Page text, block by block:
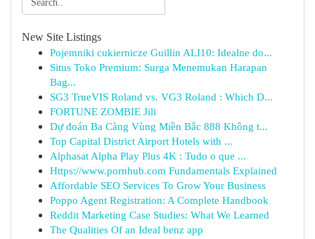
New Site Listings
Pojemniki cukiernicze Guillin ALI10: Idealne do...
Situs Toko Premium: Surga Menemukan Harapan
Bag...
SG3 TrueVIS Roland vs. VG3 Roland : Which D...
FORTUNE ZOMBIE Jili
Dự đoán Ba Càng Vùng Miền Bắc 888 Không t...
Top Capital District Airport Hotels with ...
Alphasat Alpha Play Plus 4K : Tudo o que ...
Https://www.pornhub.com Fundamentals Explained
Affordable SEO Services To Grow Your Business
Poppo Agent Registration: A Complete Handbook
Reddit Marketing Case Studies: What We Learned
The Qualities Of an Ideal benz app